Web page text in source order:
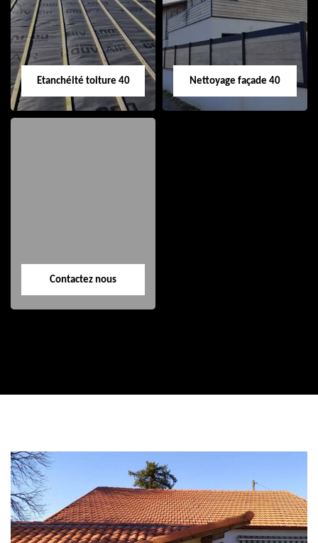
de gouttière 40
toiture 40
Etanchéité toiture 40 Nettoyage façade 40
Contactez nous